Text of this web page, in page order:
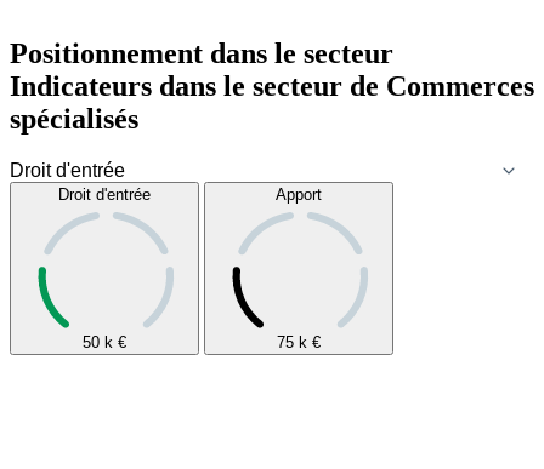
Positionnement dans le secteur
Indicateurs dans le secteur de Commerces
spécialisés
Droit d'entrée
50 k €
Apport
75 k €